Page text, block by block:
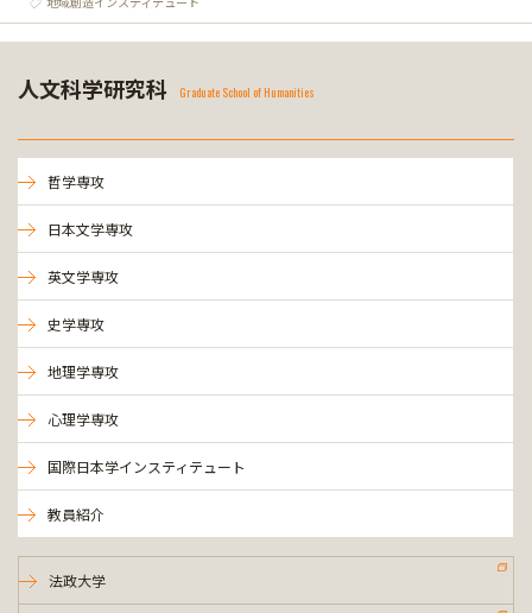
人文科学研究科 Graduate School of Humanities
哲学専攻
日本文学専攻
英文学専攻
史学専攻
地理学専攻
心理学専攻
国際日本学インスティテュート
教員紹介
法政大学